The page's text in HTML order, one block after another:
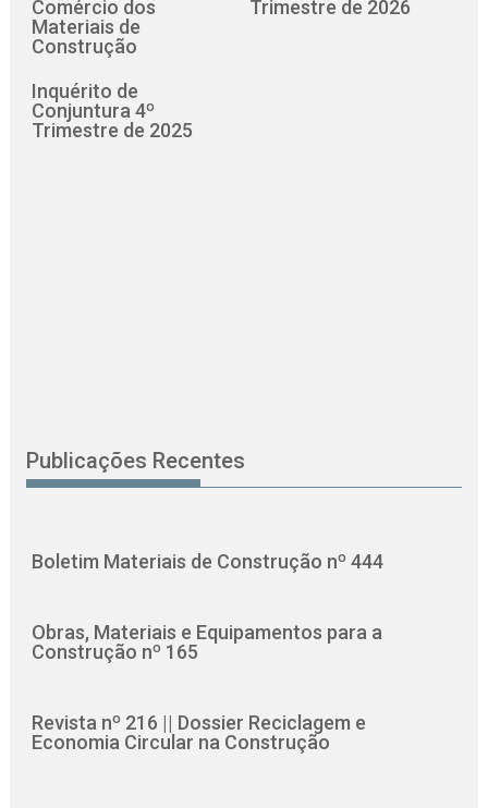
Comércio dos
Materiais de
Construção
Trimestre de 2026
Inquérito de
Conjuntura 4º
Trimestre de 2025
Publicações Recentes
Boletim Materiais de Construção nº 444
Obras, Materiais e Equipamentos para a
Construção nº 165
Revista nº 216 || Dossier Reciclagem e
Economia Circular na Construção